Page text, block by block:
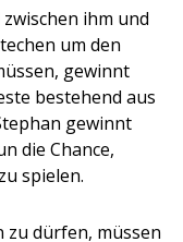
ihm und
um den
gewinnt
bestehend aus
gewinnt
die Chance,
spielen.
zu dürfen, müssen